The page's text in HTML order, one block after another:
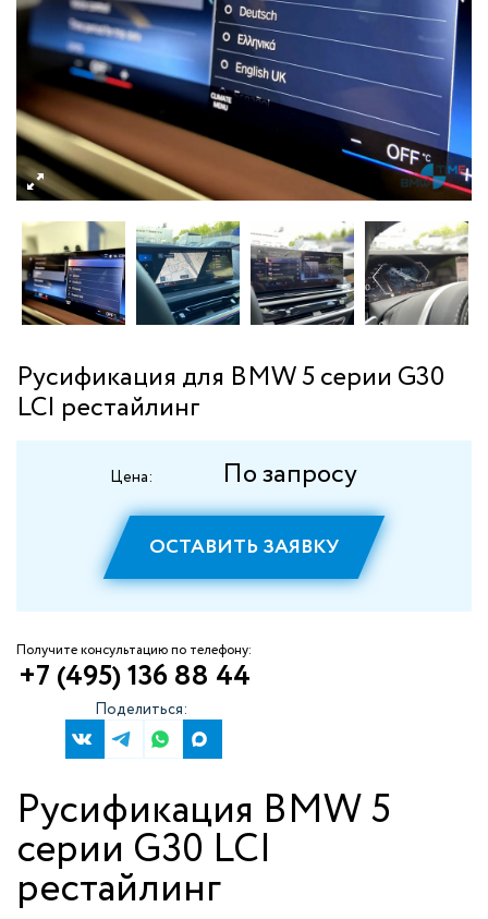
Русификация для BMW 5 серии G30
LCI рестайлинг
Цена: По запросу
ОСТАВИТЬ ЗАЯВКУ
Получите консультацию по телефону:
+7 (495) 136 88 44
Поделиться:
Русификация BMW 5
серии G30 LCI
рестайлинг